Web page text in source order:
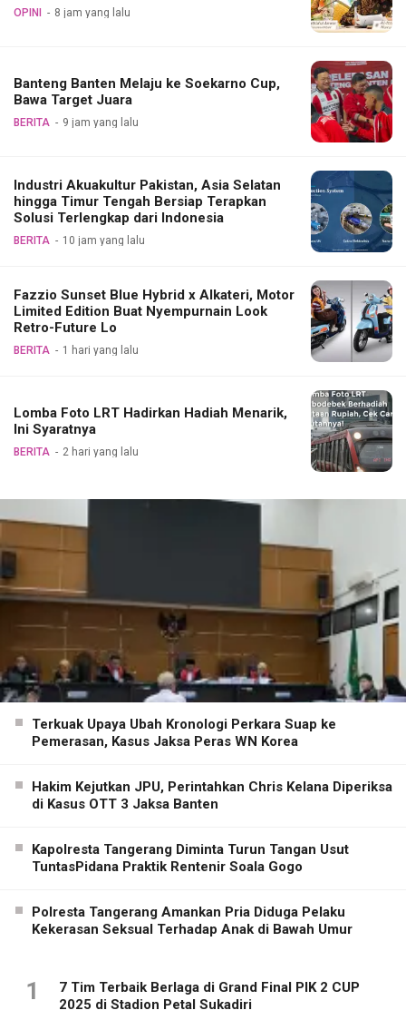
OPINI 8 jam yang lalu
Banteng Banten Melaju ke Soekarno Cup,
Bawa Target Juara
BERITA 9 jam yang lalu
Industri Akuakultur Pakistan, Asia Selatan
hingga Timur Tengah Bersiap Terapkan
Solusi Terlengkap dari Indonesia
BERITA 10 jam yang lalu
Fazzio Sunset Blue Hybrid x Alkateri, Motor
Limited Edition Buat Nyempurnain Look
Retro-Future Lo
BERITA 1 hari yang lalu
Lomba Foto LRT Hadirkan Hadiah Menarik,
Ini Syaratnya
BERITA 2 hari yang lalu
Terkuak Upaya Ubah Kronologi Perkara Suap ke
Pemerasan, Kasus Jaksa Peras WN Korea
Hakim Kejutkan JPU, Perintahkan Chris Kelana Diperiksa
di Kasus OTT 3 Jaksa Banten
Kapolresta Tangerang Diminta Turun Tangan Usut
TuntasPidana Praktik Rentenir Soala Gogo
Polresta Tangerang Amankan Pria Diduga Pelaku
Kekerasan Seksual Terhadap Anak di Bawah Umur
1
7 Tim Terbaik Berlaga di Grand Final PIK 2 CUP
2025 di Stadion Petal Sukadiri